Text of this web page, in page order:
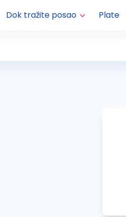
Dok tražite posao Plate